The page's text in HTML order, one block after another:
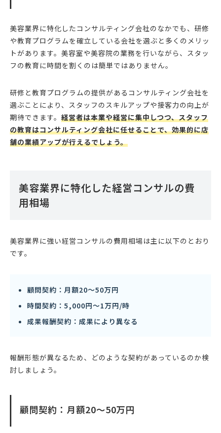
美容業界に特化したコンサルティング会社のなかでも、研修
や教育プログラムを確立している会社を選ぶと多くのメリッ
トがあります。美容室や美容院の業務を行いながら、スタッ
フの教育に時間を割くのは簡単ではありません。
研修と教育プログラムの提供があるコンサルティング会社を
選ぶことにより、スタッフのスキルアップや接客力の向上が
期待できます。 経営者は本業や経営に集中しつつ、スタッフ
の教育はコンサルティング会社に任せることで、効果的に店
舗の業績アップが行えるでしょう。
美容業界に特化した経営コンサルの費
用相場
美容業界に強い経営コンサルの費用相場は主に以下のとおり
です。
顧問契約：月額20〜50万円
時間契約：5,000円〜1万円/時
成果報酬契約：成果により異なる
報酬形態が異なるため、どのような契約があっているのか検
討しましょう。
顧問契約：月額20〜50万円